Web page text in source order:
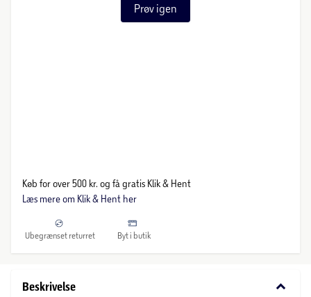
Prøv igen
Køb for over 500 kr. og få gratis Klik & Hent
Læs mere om Klik & Hent her
Ubegrænset returret Byt i butik
Beskrivelse keyboard_arrow_down